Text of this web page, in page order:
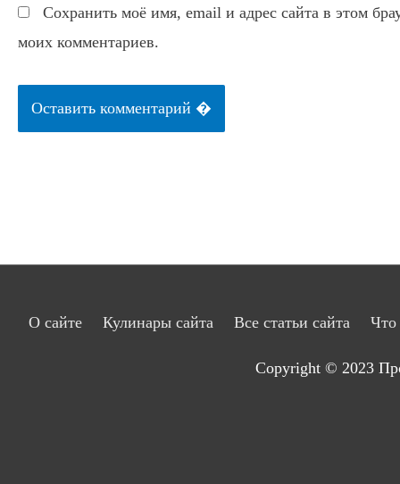
Сохранить моё имя, email и адрес сайта в этом
моих комментариев.
О сайте Кулинары сайта Все статьи сайта Что
Copyright © 2023